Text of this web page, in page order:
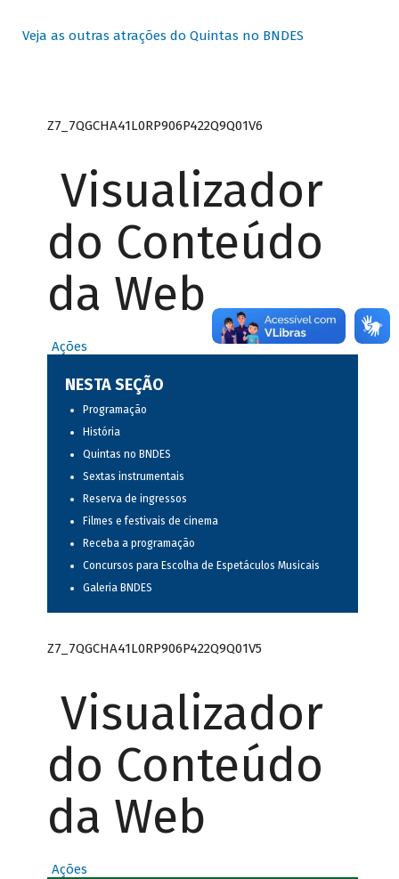
Veja as outras atrações do Quintas no BNDES
Z7_7QGCHA41L0RP906P422Q9Q01V6
Visualizador
do Conteúdo
da Web
Ações
NESTA SEÇÃO
Programação
História
Quintas no BNDES
Sextas instrumentais
Reserva de ingressos
Filmes e festivais de cinema
Receba a programação
Concursos para Escolha de Espetáculos Musicais
Galeria BNDES
Z7_7QGCHA41L0RP906P422Q9Q01V5
Visualizador
do Conteúdo
da Web
Ações